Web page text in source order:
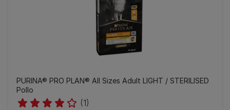
PURINA® PRO PLAN® All Sizes Adult LIGHT / STERILISED
Pollo
(1)